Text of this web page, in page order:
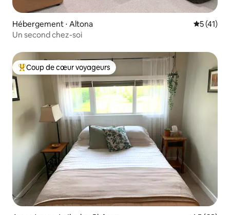
Hébergement ⋅ Altona
5 (41)
Un second chez-soi
Coups de cœur voyageurs les plus appréciés
Coup de cœur voyageurs